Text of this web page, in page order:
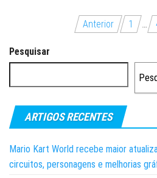
Paginação
dos
conteúdos
Anterior 1 …
Pesquisar
ARTIGOS RECENTES
Mario Kart World recebe maior
circuitos, personagens e melhorias